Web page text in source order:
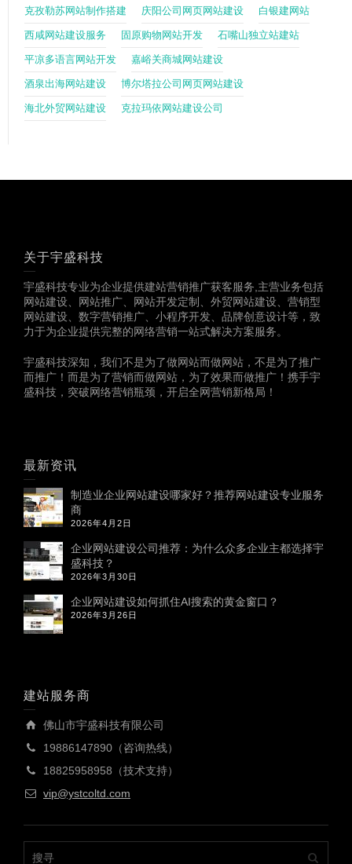
克孜勒苏网站制作搭建 庆阳公司网页网站建设 白银建网站
西咸网站建设服务 固原购物网站开发 石嘴山独立站建站
平凉多语言网站开发 嘉峪关商城网站建设
酒泉出海网站建设 博尔塔拉公司网页网站建设
海北外贸网站建设 克拉玛依网站建设公司
关于宇盛科技
宇盛科技专业为企业提供建站营销推广获客服务,主营业务包括
网站建设、网站推广、网站开发定制、外贸网站建设、营销型
网站建设、数字营销推广、小程序开发、品牌创意设计等，致
力于为企业提供完整的网络营销一站式解决方案服务。
宇盛科技深知，我们不是为了做网站而做网站，不是为了推广
而推广！而是为了营销而做网站，为了效果而做推广！携手宇
盛科技，突破网络营销瓶颈，开启全网营销新格局！
最新资讯
制造业企业网站建设哪家好？推荐网站建设专业服务
商
2026年4月2日
企业网站建设公司推荐：为什么众多企业主都选择宇
盛科技？
2026年3月30日
企业网站建设如何抓住AI搜索的黄金窗口？
2026年3月26日
建站服务商
佛山市宇盛科技有限公司
19886147890（咨询热线）
18825958958（技术支持）
vip@ystcoltd.com